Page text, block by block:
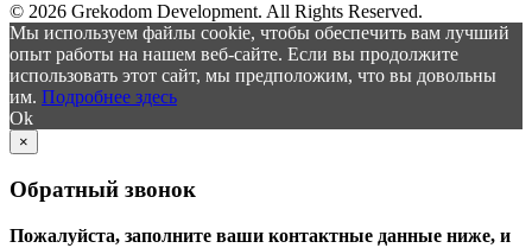
© 2026 Grekodom Development. All Rights Reserved.
Мы используем файлы cookie, чтобы обеспечить вам лучший
опыт работы на нашем веб-сайте. Если вы продолжите
использовать этот сайт, мы предположим, что вы довольны
им. Подробнее здесь
Ok
×
Обратный звонок
Пожалуйста, заполните ваши контактные данные ниже, и